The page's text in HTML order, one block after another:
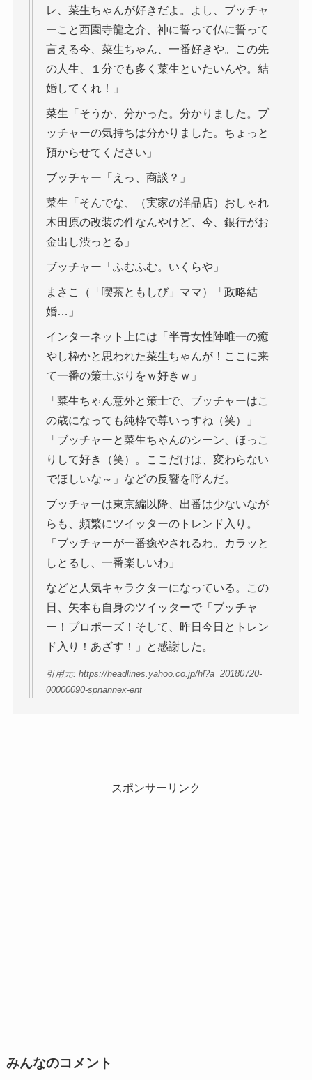
レ、菜生ちゃんが好きだよ。よし、ブッチャ
ーこと西園寺龍之介、神に誓って仏に誓って
言える今、菜生ちゃん、一番好きや。この先
の人生、１分でも多く菜生といたいんや。結
婚してくれ！」
菜生「そうか、分かった。分かりました。ブ
ッチャーの気持ちは分かりました。ちょっと
預からせてください」
ブッチャー「えっ、商談？」
菜生「そんでな、（実家の洋品店）おしゃれ
木田原の改装の件なんやけど、今、銀行がお
金出し渋っとる」
ブッチャー「ふむふむ。いくらや」
まさこ（「喫茶ともしび」ママ）「政略結
婚…」
インターネット上には「半青女性陣唯一の癒
やし枠かと思われた菜生ちゃんが！ここに来
て一番の策士ぶりをｗ好きｗ」
「菜生ちゃん意外と策士で、ブッチャーはこ
の歳になっても純粋で尊いっすね（笑）」
「ブッチャーと菜生ちゃんのシーン、ほっこ
りして好き（笑）。ここだけは、変わらない
でほしいな～」などの反響を呼んだ。
ブッチャーは東京編以降、出番は少ないなが
らも、頻繁にツイッターのトレンド入り。
「ブッチャーが一番癒やされるわ。カラッと
しとるし、一番楽しいわ」
などと人気キャラクターになっている。この
日、矢本も自身のツイッターで「ブッチャ
ー！プロポーズ！そして、昨日今日とトレン
ド入り！あざす！」と感謝した。
引用元: https://headlines.yahoo.co.jp/hl?a=20180720-
00000090-spnannex-ent
スポンサーリンク
みんなのコメント